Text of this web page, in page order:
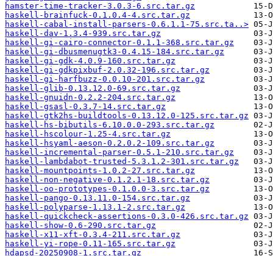
hamster-time-tracker-3.0.3-6.src.tar.gz
haskell-brainfuck-0.1.0.4-4.src.tar.gz
haskell-cabal-install-parsers-0.6.1.1-75.src.ta..>
haskell-dav-1.3.4-939.src.tar.gz
haskell-gi-cairo-connector-0.1.1-368.src.tar.gz
haskell-gi-dbusmenugtk3-0.4.15-184.src.tar.gz
haskell-gi-gdk-4.0.9-160.src.tar.gz
haskell-gi-gdkpixbuf-2.0.32-196.src.tar.gz
haskell-gi-harfbuzz-0.0.10-201.src.tar.gz
haskell-glib-0.13.12.0-69.src.tar.gz
haskell-gnuidn-0.2.2-204.src.tar.gz
haskell-gsasl-0.3.7-14.src.tar.gz
haskell-gtk2hs-buildtools-0.13.12.0-125.src.tar.gz
haskell-hs-bibutils-6.10.0.0-293.src.tar.gz
haskell-hscolour-1.25-4.src.tar.gz
haskell-hsyaml-aeson-0.2.0.2-109.src.tar.gz
haskell-incremental-parser-0.5.1-210.src.tar.gz
haskell-lambdabot-trusted-5.3.1.2-301.src.tar.gz
haskell-mountpoints-1.0.2-27.src.tar.gz
haskell-non-negative-0.1.2.1-18.src.tar.gz
haskell-oo-prototypes-0.1.0.0-3.src.tar.gz
haskell-pango-0.13.11.0-154.src.tar.gz
haskell-polyparse-1.13.1-2.src.tar.gz
haskell-quickcheck-assertions-0.3.0-426.src.tar.gz
haskell-show-0.6-290.src.tar.gz
haskell-x11-xft-0.3.4-211.src.tar.gz
haskell-yi-rope-0.11-165.src.tar.gz
hdapsd-20250908-1.src.tar.gz